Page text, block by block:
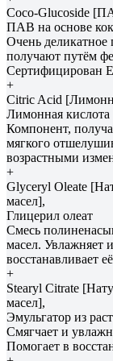
Coco-Glucoside
ПАВ на основе
Очень деликатное
получают путём
Сертифицирован
+
Citric Acid
Лимонная кислота
Компонент,
мягкого
возрастными
+
Glyceryl Oleate
масел],
Глицерил олеат
Смесь
масел. Увлажняет
восстанавливает
+
Stearyl Citrate
масел],
Эмульгатор из
Смягчает и
Помогает в